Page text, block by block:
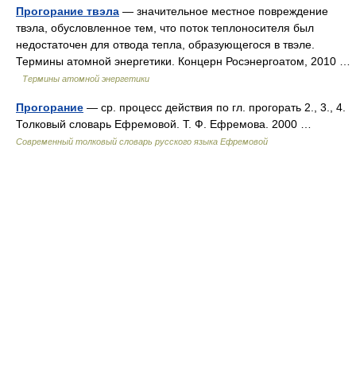
Прогорание твэла — значительное местное повреждение
твэла, обусловленное тем, что поток теплоносителя был
недостаточен для отвода тепла, образующегося в твэле.
Термины атомной энергетики. Концерн Росэнергоатом, 2010 …
Термины атомной энергетики
Прогорание — ср. процесс действия по гл. прогорать 2., 3., 4.
Толковый словарь Ефремовой. Т. Ф. Ефремова. 2000 …
Современный толковый словарь русского языка Ефремовой